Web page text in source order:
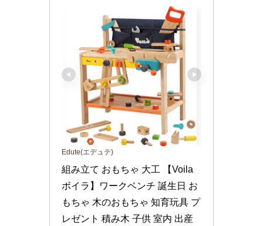
Edute(エデュテ)
組み立て おもちゃ 大工 【Voila
ボイラ】ワークベンチ 誕生日 お
もちゃ 木のおもちゃ 知育玩具 プ
レゼント 積み木 子供 室内 出産